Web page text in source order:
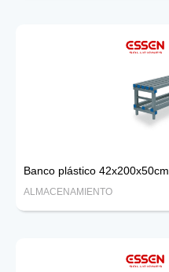
Banco plástico 42x200x50cm
ALMACENAMIENTO